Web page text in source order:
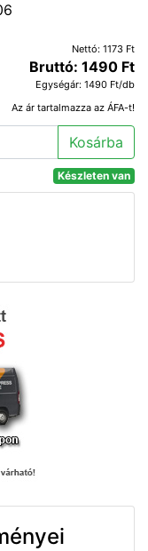
Nettó: 1173 Ft
Bruttó: 1490 Ft
Egységár: 1490 Ft/db
Az ár tartalmazza az ÁFA-t!
Kosárba
Készleten van